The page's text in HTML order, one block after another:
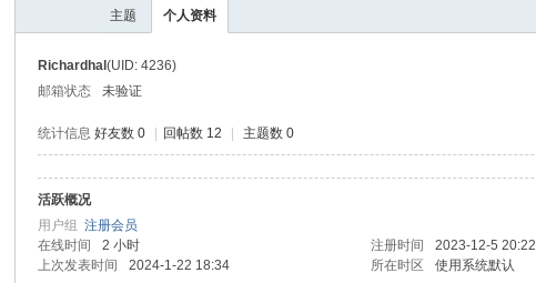
主题 个人资料
Richardhal(UID: 4236)
邮箱状态
未验证
统计信息 好友数 0 回帖数 12 主题数 0
活跃概况
用户组注册会员
在线时间
2 小时 注册时间 2023-12-5 20:22
上次发表时间
2024-1-22 18:34 所在时区 使用系统默认